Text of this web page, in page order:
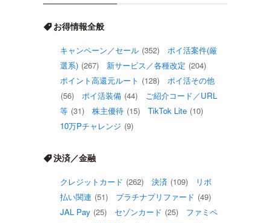
お得情報全般
キャンペーン／セール (352)
ポイ活案件(厳
選系) (267) 新サービス／各種改定 (204)
ポイント高還元ルート (128)
ポイ活その他
(56)
ポイ活装備 (44)
ご紹介コード／URL
等 (31) 株主優待 (15) TikTok Lite (10)
10万Pチャレンジ (9)
決済／金融
クレジットカード (262) 決済 (109)
リボ
払い関連 (51) プラチナプリファード (49)
JAL Pay (25) セゾンカード (25)
ファミペ